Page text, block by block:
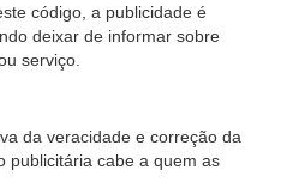
código, a publicidade é
deixar de informar sobre
serviço.
da veracidade e correção da
publicitária cabe a quem as